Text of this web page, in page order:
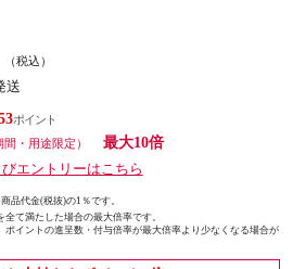
（税込）
送
間・用途限定）
最大10倍
エントリーはこちら
品代金(税抜)の1％です。
て満たした場合の最大倍率です。
イントの進呈数・付与倍率が最大倍率より少なくなる場合が